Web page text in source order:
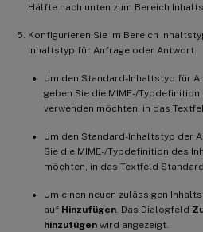
Hälfte nach unten zum Bereich
Konfigurieren Sie im Bereich
Inhaltstyp für Anfrage oder Antwort:
Um den Standard-Inhaltstyp für
geben Sie die MIME-/
verwenden möchten, in das
Um den Standard-Inhaltstyp der
Sie die MIME-/Typdefinition des
möchten, in das Textfeld
Um einen neuen zulässigen
auf Hinzufügen . Das Dialogfeld
hinzufügen wird angezeigt.